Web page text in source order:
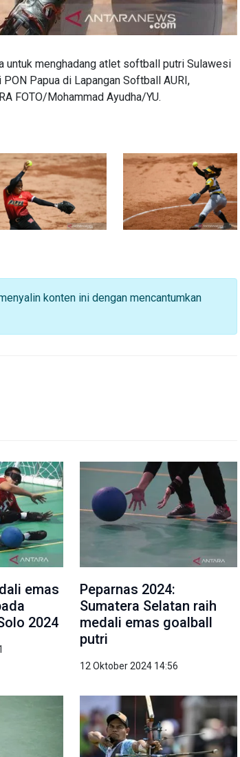
untuk menghadang atlet softball putri Sulawesi
Papua di Lapangan Softball AURI,
FOTO/Mohammad Ayudha/YU.
konten ini dengan mencantumkan
emas
2024
Peparnas 2024:
Sumatera Selatan raih
medali emas goalball
putri
12 Oktober 2024 14:56